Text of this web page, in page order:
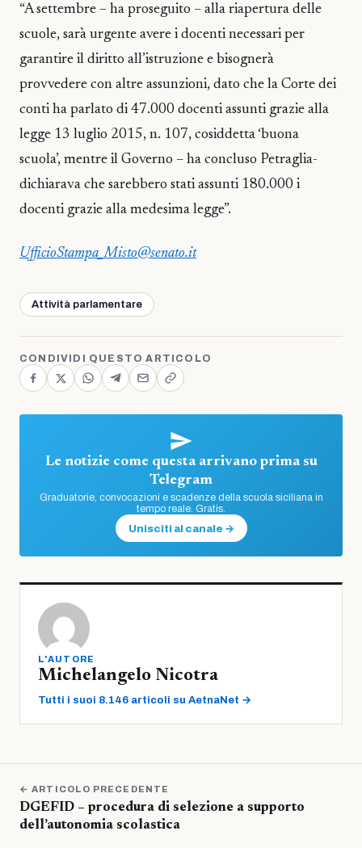
“A settembre – ha proseguito – alla riapertura delle
scuole, sarà urgente avere i docenti necessari per
garantire il diritto all’istruzione e bisognerà
provvedere con altre assunzioni, dato che la Corte dei
conti ha parlato di 47.000 docenti assunti grazie alla
legge 13 luglio 2015, n. 107, cosiddetta ‘buona
scuola’, mentre il Governo – ha concluso Petraglia-
dichiarava che sarebbero stati assunti 180.000 i
docenti grazie alla medesima legge”.
UfficioStampa_Misto@senato.it
Attività parlamentare
CONDIVIDI QUESTO ARTICOLO
Le notizie come questa arrivano prima su
Telegram
Graduatorie, convocazioni e scadenze della scuola siciliana in
tempo reale. Gratis.
Unisciti al canale →
L'AUTORE
Michelangelo Nicotra
Tutti i suoi 8.146 articoli su AetnaNet →
← ARTICOLO PRECEDENTE
DGEFID – procedura di selezione a supporto
dell’autonomia scolastica